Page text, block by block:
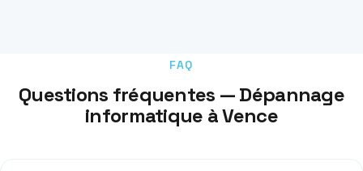
FAQ
Questions fréquentes — Dépannage
informatique à Vence